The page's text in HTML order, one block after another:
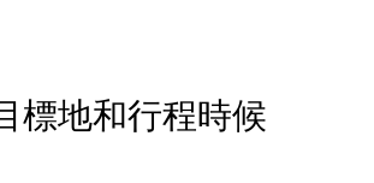
標地和行程時候